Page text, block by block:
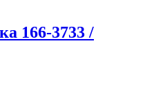
166-3733 /